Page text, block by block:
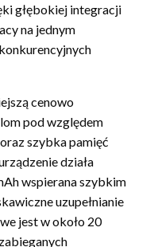
głębokiej integracji
na jednym
cenowo
pod względem
szybka pamięć
działa
wspierana szybkim
uzupełnianie
jest w około 20